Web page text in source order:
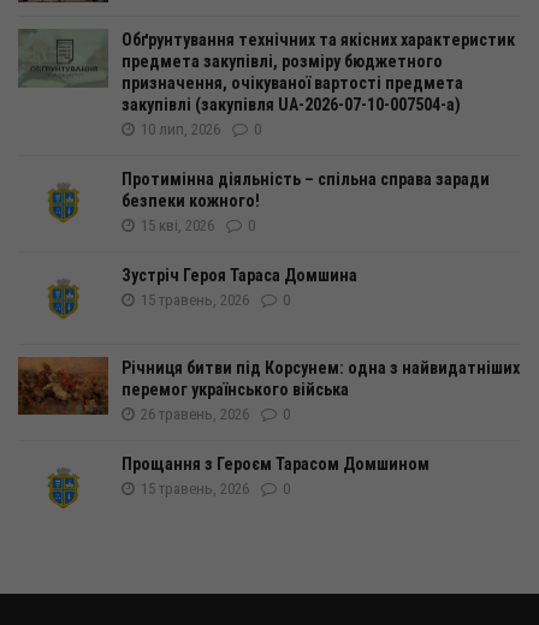
Обґрунтування технічних та якісних характеристик
предмета закупівлі, розміру бюджетного
призначення, очікуваної вартості предмета
закупівлі (закупівля UA-2026-07-10-007504-а)
10 лип, 2026 0
Протимінна діяльність – спільна справа заради
безпеки кожного!
15 кві, 2026 0
Зустріч Героя Тараса Домшина
15 травень, 2026 0
Річниця битви під Корсунем: одна з найвидатніших
перемог українського війська
26 травень, 2026 0
Прощання з Героєм Тарасом Домшином
15 травень, 2026 0